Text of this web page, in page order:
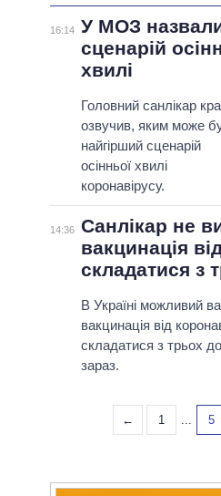
16:14 У МОЗ
сценарій
хвилі
Головний санлікар
озвучив, яким може
найгірший сценарій
осінньої хвилі
коронавірусу.
14:36 Санлікар не
вакцинація
складатися з
В Україні можливий
вакцинація від
складатися з трьох
зараз.
← 1 ... 5